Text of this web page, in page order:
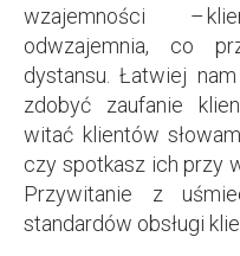
wzajemności –
odwzajemnia, co
dystansu. Łatwiej
zdobyć zaufanie
witać klientów
czy spotkasz ich przy
Przywitanie z
standardów obsługi